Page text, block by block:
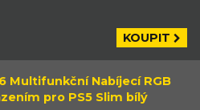
KOUPIT
Multifunkční Nabíjecí RGB
pro PS5 Slim bílý